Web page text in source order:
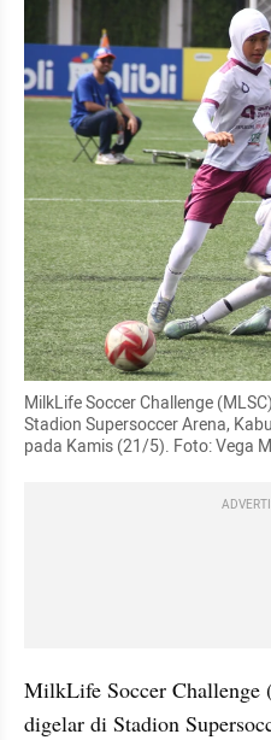
MilkLife Soccer Challenge
Stadion Supersoccer Arena,
pada Kamis (21/5). Foto: Vega
MilkLife Soccer Challenge
digelar di Stadion